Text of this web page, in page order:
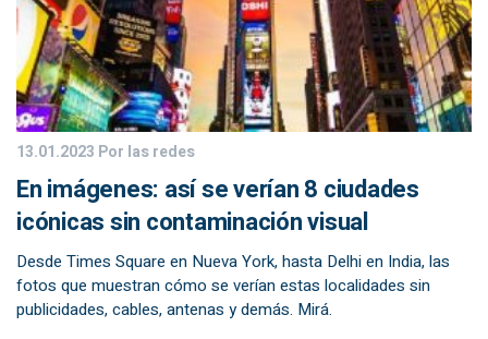
13.01.2023 Por las redes
En imágenes: así se verían 8 ciudades
icónicas sin contaminación visual
Desde Times Square en Nueva York, hasta Delhi en India, las
fotos que muestran cómo se verían estas localidades sin
publicidades, cables, antenas y demás. Mirá.